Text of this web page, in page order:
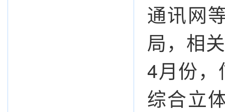
通讯网
局，相
4月份，
综合立